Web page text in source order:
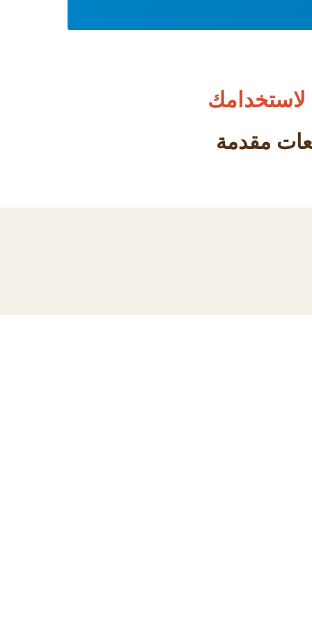
لاستخدامك
مقدمة